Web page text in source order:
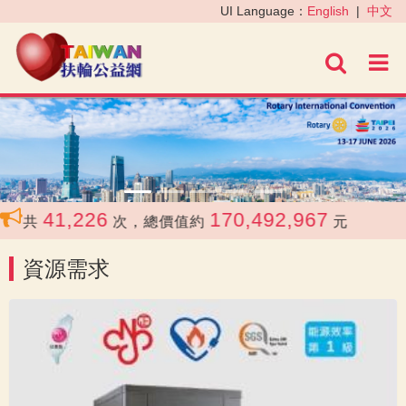
進階
UI Language： English | 中文
‹ ›
41,226 次，總價值約 170,492,967 元
資源需求